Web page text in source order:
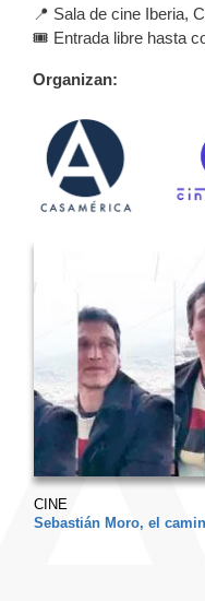
📍 Sala de cine Iberia,
🎟️ Entrada libre hasta
Organizan:
CINE
Sebastián Moro, el